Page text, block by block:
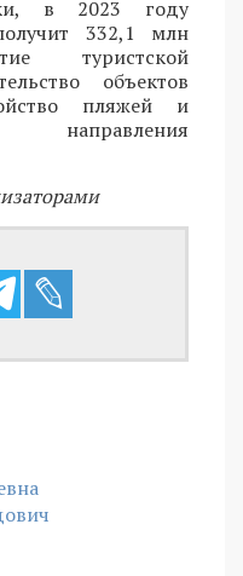
в 2023 году
332,1 млн
туристской
объектов
пляжей и
направления